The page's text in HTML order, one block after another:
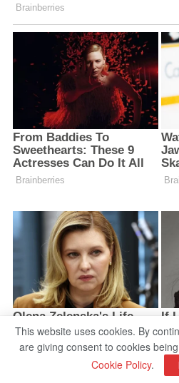
This website uses cookies. By
are giving consent to cookies
Cookie Policy.